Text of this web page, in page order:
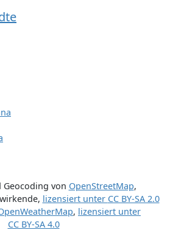
von OpenStreetMap,
, lizensiert unter CC BY-SA 2.0
, lizensiert unter
CC BY-SA 4.0